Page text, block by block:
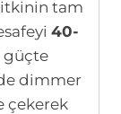
tam
40-
güçte
dimmer
çekerek